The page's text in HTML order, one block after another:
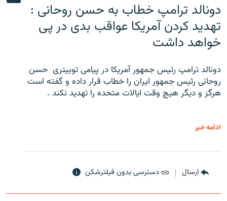
دونالد ترامپ خطاب به حسن روحانی :
تهدید کردن آمریکا عواقب بدی در پی
خواهد داشت
دونالد ترامپ رئیس جمهور آمریکا در پیامی توییتری ‌ حسن
روحانی رئیس جمهور ایران را خطاب قرار داده و گفته است
هرگز و دیگر هیچ وقت ایالات متحده را تهدید نکند .
ادامه خبر
ارسال دسترسی بدون فیلترشکن